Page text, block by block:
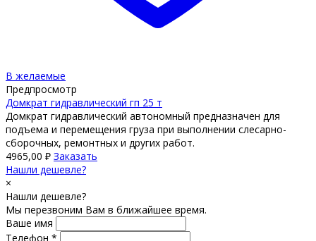
В желаемые
Предпросмотр
Домкрат гидравлический гп 25 т
Домкрат гидравлический автономный предназначен для
подъема и перемещения груза при выполнении слесарно-
сборочных, ремонтных и других работ.
4965,00 ₽ Заказать
Нашли дешевле?
×
Нашли дешевле?
Мы перезвоним Вам в ближайшее время.
Ваше имя
Телефон *